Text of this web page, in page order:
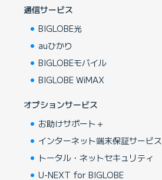
通信サービス
BIGLOBE光
auひかり
BIGLOBEモバイル
BIGLOBE WiMAX
オプションサービス
お助けサポート＋
インターネット端末保証サービス
トータル・ネットセキュリティ
U-NEXT for BIGLOBE